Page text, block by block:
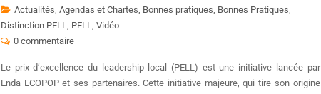
Actualités Agendas et Chartes Bonnes pratiques Bonnes Pratiques
Distinction PELL
PELL
Vidéo
0 commentaire
Le prix d’excellence du leadership local (PELL) est une initiative lancée par
Enda ECOPOP et ses partenaires. Cette initiative majeure, qui tire son origine